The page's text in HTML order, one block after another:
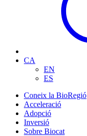
CA
EN
ES
Coneix la BioRegió
Acceleració
Adopció
Inversió
Sobre Biocat